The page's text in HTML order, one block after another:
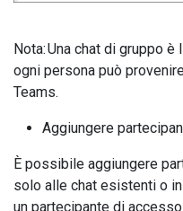
Nota: Una chat di gruppo
ogni persona può
Teams.
Aggiungere
È possibile aggiungere
solo alle chat esistenti o
un partecipante di